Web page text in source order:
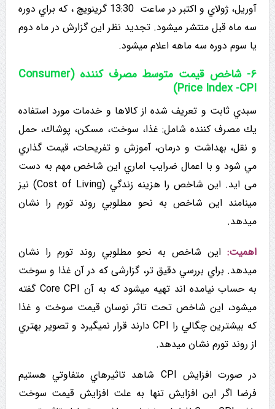
آوریل، ژولاي و اكتبر در ساعت 13:30 گرینویچ ، که براي دوره
سه ماه قبل منتشر میشود. تجدید نظر این گزارش در ماه دوم
یا سوم دوره سه ماهه اعلام میشود.
۶- شاخص قیمت متوسط مصرف کننده (Consumer
Price Index -CPI)
سبدي ثابت و تعریف شده از کالاها و خدمات مورد استفاده
يك مصرف کننده شامل: غذا، سوخت، مسکن، پوشاك، حمل
و نقل، بهداشت و درمان، آموزش و تفریحات، قیمت گذاري
مي شود و با اعمال ضرایب اماري این شاخص مهم به دست
می اید. این شاخص را هزینه زندگي (Cost of Living) نیز
مینامند این شاخص به نحو مطلوبي روند تورم را نشان
میدهد.
اهميت:این شاخص به نحو مطلوبي روند تورم را نشان
میدهد. براي بررسي دقيق تر، گزارشی که در آن غذا و سوخت
به حساب نیامده اند تهیه میشود که به آن Core CPI گفته
میشود، این شاخص تحت تاثر نوسان قیمت سوخت و غذا
که بیشترین چگالي را CPI دارند قرار نمیگیرد و تصویر بهتري
از روند تورم نشان میدهد.
در صورت افزایش CPI شاهد تاثيرهاي متفاوتي هستيم
فرضا اگر این افزایش تنها به علت افزایش قیمت سوخت